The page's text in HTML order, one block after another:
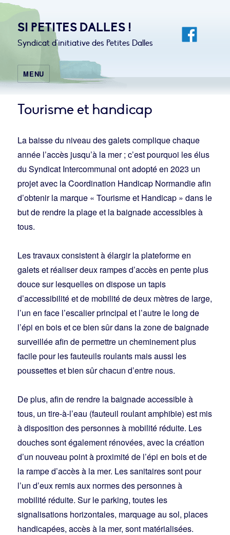
SI PETITES DALLES !
Syndicat d'initiative des Petites Dalles
MENU
Tourisme et handicap
La baisse du niveau des galets complique chaque
année l’accès jusqu’à la mer ; c’est pourquoi les élus
du Syndicat Intercommunal ont adopté en 2023 un
projet avec la Coordination Handicap Normandie afin
d’obtenir la marque « Tourisme et Handicap » dans le
but de rendre la plage et la baignade accessibles à
tous.
Les travaux consistent à élargir la plateforme en
galets et réaliser deux rampes d’accès en pente plus
douce sur lesquelles on dispose un tapis
d’accessibilité et de mobilité de deux mètres de large,
l’un en face l’escalier principal et l’autre le long de
l’épi en bois et ce bien sûr dans la zone de baignade
surveillée afin de permettre un cheminement plus
facile pour les fauteuils roulants mais aussi les
poussettes et bien sûr chacun d’entre nous.
De plus, afin de rendre la baignade accessible à
tous, un tire-à-l’eau (fauteuil roulant amphibie) est mis
à disposition des personnes à mobilité réduite. Les
douches sont également rénovées, avec la création
d’un nouveau point à proximité de l’épi en bois et de
la rampe d’accès à la mer. Les sanitaires sont pour
l’un d’eux remis aux normes des personnes à
mobilité réduite. Sur le parking, toutes les
signalisations horizontales, marquage au sol, places
handicapées, accès à la mer, sont matérialisées.